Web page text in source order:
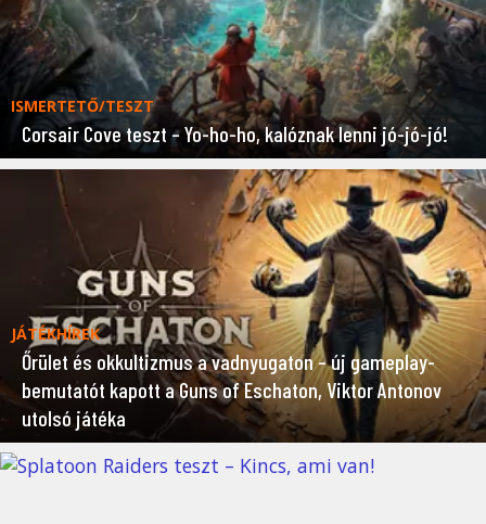
ISMERTETŐ/TESZT
Corsair Cove teszt – Yo-ho-ho, kalóznak lenni jó-jó-jó!
JÁTÉKHÍREK
Őrület és okkultizmus a vadnyugaton – új gameplay-
bemutatót kapott a Guns of Eschaton, Viktor Antonov
utolsó játéka